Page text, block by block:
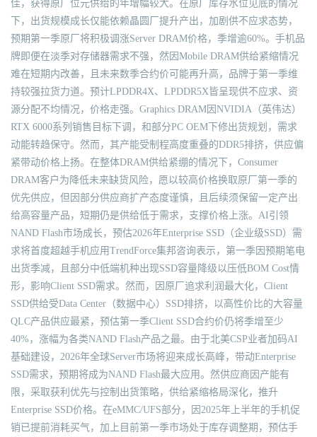
佳，获得原厂位元供给的年增幅较大。在原厂库存水位见底的情况
下，出货规模成长仅能依赖晶圆厂提升产出，加剧供不应求态势，
预期第一季原厂将积极调涨Server DRAM价格，季增逾60%。手机品
牌即便在淡季对存储器需求不强，然因Mobile DRAM供给紧缩情况
难在短期内改善，且未来数季合约价可能再升高，品牌于第一季维
持较强拉货力道。预计LPDDR4X、LPDDR5X皆呈现供不应求、资
源分配不均情况，价格走强。Graphics DRAM因NVIDIA（英伟达）
RTX 6000系列销售目标下调，和部分PC OEM下修出货规划，需求
动能转趋保守。然而，其产能受制程高度重叠的DDR5排挤，供应偏
紧带动价格上扬。在整体DRAM供给紧绷的情况下，Consumer
DRAM客户为降低未来缺货风险，愿以较高价格换取原厂第一季的
优先供应，但因部分供应商扩产态度谨慎，且后续须保留一定产出
给高容量产品，短期仍是供给低于需求，支撑价格上涨。AI引领
NAND Flash市场成长，预估2026年Enterprise SSD（企业级SSD）需
求将首度超越手机应用TrendForce集邦咨询表示，第一季因预期笔电
出货季减，且部分中低端机种出现SSD容量降级以压低BOM Cost情
形，影响Client SSD需求。然而，因原厂追求利润最大化，Client
SSD供给受Data Center（数据中心）SSD排挤，以高性价比的大容量
QLC产品供应最紧，预估第一季Client SSD合约价仍将季增至少
40%，涨幅为各类NAND Flash产品之最。由于北美CSP业者加码AI
基础建设，2026年全球Server市场将迎来成长高峰，带动Enterprise
SSD需求，预期将成为NAND Flash最大应用。然供应商因产能有
限，采取获利优先与控制出货策略，供给紧缩格局深化，推升
Enterprise SSD价格。在eMMC/UFS部分，因2025年上半年的手机促
销已提前消耗买气，加上目前第一季市场处于库存调整期，预估手